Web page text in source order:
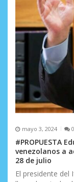
mayo 3, 2024 0
#PROPUESTA
venezolanos a
28 de julio
El presidente del